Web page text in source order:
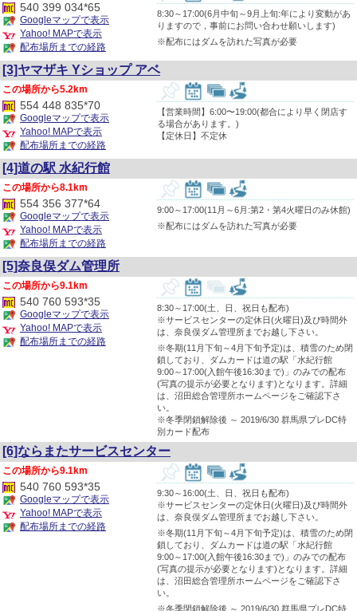
8:30～17:00(6月中旬～9月上旬:年により変動があ
りますので，事前にお問い合わせ願いします)
※配布にはダムを訪れた写真が必要
540 399 034*65
Googleマップで表示
Yahoo! MAPで表示
配布場所までの経路
[3]ヤマザキ Yショップ アベ
【営業時間】6:00〜19:00(都合により早く閉店す
る場合があります。)
【定休日】不定休
5.2km
554 448 835*70
Googleマップで表示
Yahoo! MAPで表示
配布場所までの経路
[4]道の駅 水紀行館
9:00～17:00(11月～6月:第2・第4火曜日のみ休館)
※配布にはダムを訪れた写真が必要
8.1km
554 356 377*64
Googleマップで表示
Yahoo! MAPで表示
配布場所までの経路
[5]奈良俣ダム管理所
8:30～17:00(土、日、祝日も配布)
※サービスセンターの定休日(火曜日)及び時間外
は、奈良俣ダム管理所までお越し下さい。
※冬期(11月下旬～4月下旬予定)は、積雪のため閉
鎖しており、ダムカードは道の駅「水紀行館
9:00～17:00(入館午後16:30まで)」のみでの配布
(写真の提示が必要となります)となります。詳細
は、沼田総合管理所ホームページをご確認下さ
い。
※冬季閉鎖解除後 ～ 2019/6/30 群馬県プレDC特
別カード配布
9.1km
540 760 593*35
Googleマップで表示
Yahoo! MAPで表示
配布場所までの経路
[6]ならまたサービスセンター
9:30～16:00(土、日、祝日も配布)
※サービスセンターの定休日(火曜日)及び時間外
は、奈良俣ダム管理所までお越し下さい。
※冬期(11月下旬～4月下旬予定)は、積雪のため閉
鎖しており、ダムカードは道の駅「水紀行館
9:00～17:00(入館午後16:30まで)」のみでの配布
(写真の提示が必要となります)となります。詳細
は、沼田総合管理所ホームページをご確認下さ
い。
※冬季閉鎖解除後 ～ 2019/6/30 群馬県プレDC特
9.1km
540 760 593*35
Googleマップで表示
Yahoo! MAPで表示
配布場所までの経路